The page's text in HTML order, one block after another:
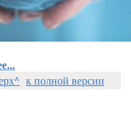
к полной версии